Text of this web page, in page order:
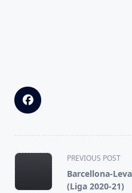
<span
class="nav-
subtitle
PREVIOUS POST
Barcellona-
(Liga 2020-21)